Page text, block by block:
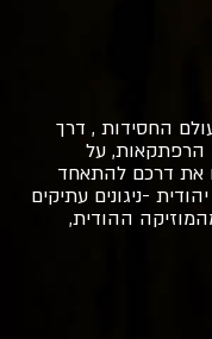
החסידות , דרך
הרפתקאות, על
את דרכם להתאחד
-ניגונים עתיקים
ההודית,